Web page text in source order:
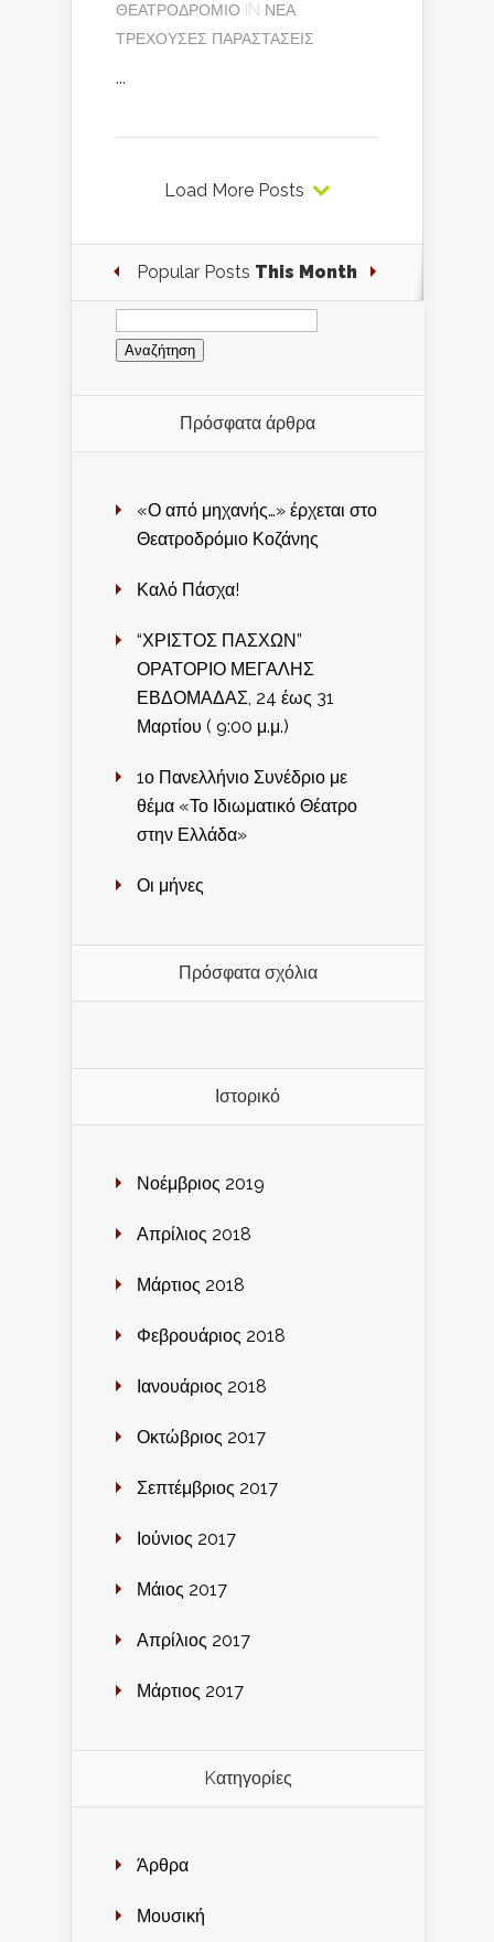
ΘΕΑΤΡΟΔΡΌΜΙΟ IN ΝΈΑ
ΤΡΈΧΟΥΣΕΣ ΠΑΡΑΣΤΆΣΕΙΣ
...
Load More Posts
Popular Posts This Month
Αναζήτηση
για:
Πρόσφατα άρθρα
«Ο από μηχανής…» έρχεται στο
Θεατροδρόμιο Κοζάνης
Καλό Πάσχα!
“ΧΡΙΣΤΟΣ ΠΑΣΧΩΝ”
ΟΡΑΤΟΡΙΟ ΜΕΓΑΛΗΣ
ΕΒΔΟΜΑΔΑΣ, 24 έως 31
Μαρτίου ( 9:00 μ.μ.)
1ο Πανελλήνιο Συνέδριο με
θέμα «Το Ιδιωματικό Θέατρο
στην Ελλάδα»
Οι μήνες
Πρόσφατα σχόλια
Ιστορικό
Νοέμβριος 2019
Απρίλιος 2018
Μάρτιος 2018
Φεβρουάριος 2018
Ιανουάριος 2018
Οκτώβριος 2017
Σεπτέμβριος 2017
Ιούνιος 2017
Μάιος 2017
Απρίλιος 2017
Μάρτιος 2017
Kατηγορίες
Άρθρα
Μουσική